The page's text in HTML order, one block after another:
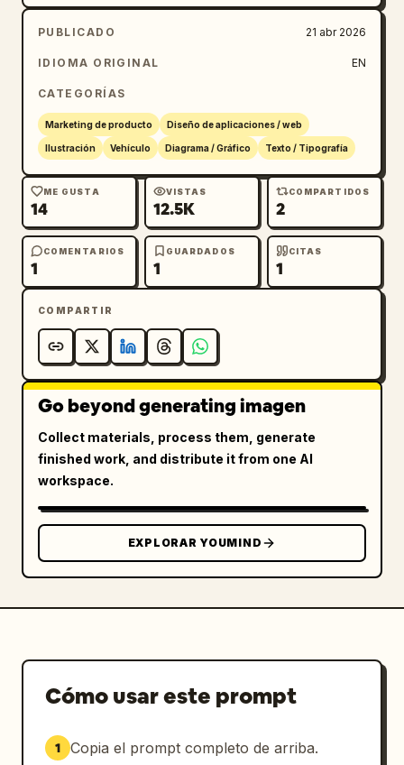
centro","count":3,"labels":["並ばず、もっと楽し
む!","東急Qシートで","売上UP!"]},
{"title":"cinta roja intermedia de
principal","count":1,"labels":["来園者満足度UP
でリピーター増加!"]},{"title":"tarjetas de
beneficios","position":"banda media inferior
時間を 大幅カット!","満足度UPで リピーター増
加!","単価UP・売上UPに 貢献!"]},{"title":"banda
azul marino de logros
inferior","position":"sección inferior sobre
la llamada a la acción","count":3,"labels":
タン導入 最短1週間!"]},{"title":"área de
llamada a la acción","position":"banda roja
inferior","count":2,"labels":["今すぐチェッ
ク!","資料請求・お問い合わせはこち
ら"]}],"additional_elements_count":5,"additio
parte inferior izquierda mostrando la
pantalla del servicio","icono de reloj en la
primera tarjeta de beneficios","icono de
grupo de personas en la segunda tarjeta de
beneficios","icono de flecha de gráfico de
barras en la tercera tarjeta de
beneficios","decoraciones de corona de laurel
serif extra negrita con kanji y katakana de
gran tamaño","headline_effect":"relleno
degradado de dorado a amarillo con contorno
para 売上UP!","support_text_style":"sans serif
PUBLICADO 21 abr 2026
IDIOMA ORIGINAL EN
CATEGORÍAS
Marketing de producto Diseño de aplicaciones / web
Ilustración Vehículo Diagrama / Gráfico Texto / Tipografía
ME GUSTA
14
VISTAS
12.5K
COMPARTIDOS
2
COMENTARIOS
1
GUARDADOS
1
CITAS
1
COMPARTIR
Go beyond generating imagen
Collect materials, process them, generate
finished work, and distribute it from one AI
workspace.
EXPLORAR YOUMIND
Cómo usar este prompt
1 Copia el prompt completo de arriba.